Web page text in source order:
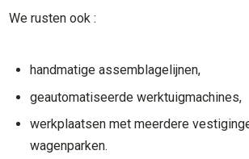
We rusten ook :
handmatige assemblagelijnen,
geautomatiseerde werktuigmachines,
werkplaatsen met meerdere
wagenparken.